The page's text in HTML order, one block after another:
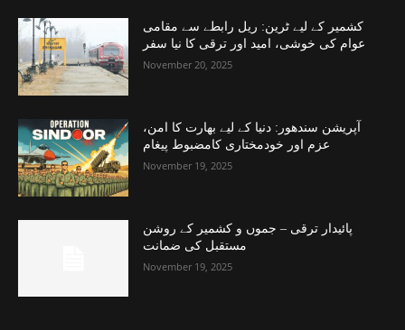
کشمیر کے لیے ٹرین: ریل رابطے سے مقامی
عوام کی خوشی، امید اور ترقی کا نیا سفر
November 20, 2025
آپریشن سندھور: دنیا کے لیے بھارت کا امن،
عزم اور خودمختاری کامضبوط پیغام
November 19, 2025
پائیدار ترقی – جموں و کشمیر کے روشن
مستقبل کی ضمانت
November 19, 2025